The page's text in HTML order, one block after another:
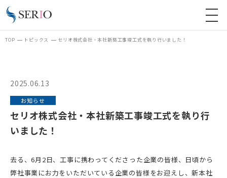
TOP トピックス セリオ株式会社・本社新築工事竣工式を執り行いました！
2025.06.13
お知らせ
セリオ株式会社・本社新築工事竣工式を執り行
いました！
去る、6月2日、工事に携わってくださった企業の皆様、日頃から
弊社事業にお力をいただいている企業の皆様をお迎えし、新本社